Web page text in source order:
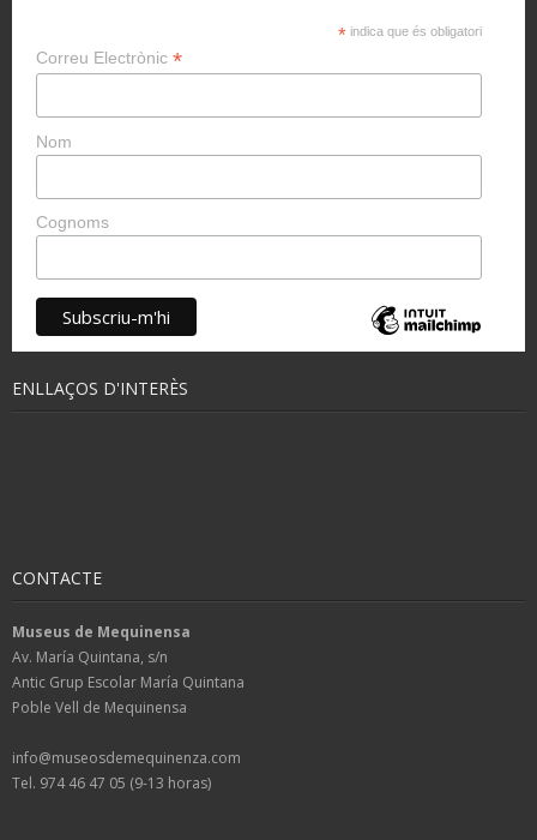
* indica que és obligatori
Correu Electrònic *
Nom
Cognoms
ENLLAÇOS D'INTERÈS
CONTACTE
Museus de Mequinensa
Av. María Quintana, s/n
Antic Grup Escolar María Quintana
Poble Vell de Mequinensa
info@museosdemequinenza.com
Tel. 974 46 47 05 (9-13 horas)